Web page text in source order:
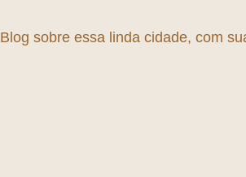
Blog sobre essa linda cidade, com